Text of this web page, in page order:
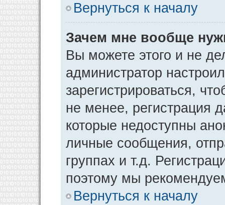
Вернуться к началу
Зачем мне вообще
Вы можете этого и не
администратор
зарегистрироваться,
не менее, регистрация
которые недоступны
личные сообщения,
группах и т.д.
поэтому мы
Вернуться к началу